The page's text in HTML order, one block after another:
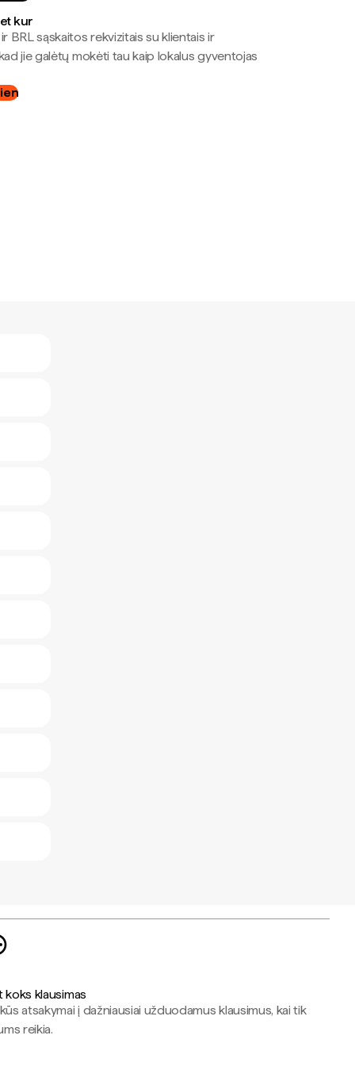
kur
ir BRL sąskaitos rekvizitais su klientais ir
jie galėtų mokėti tau kaip lokalus gyventojas
koks klausimas
atsakymai į dažniausiai užduodamus klausimus, kai tik
reikia.